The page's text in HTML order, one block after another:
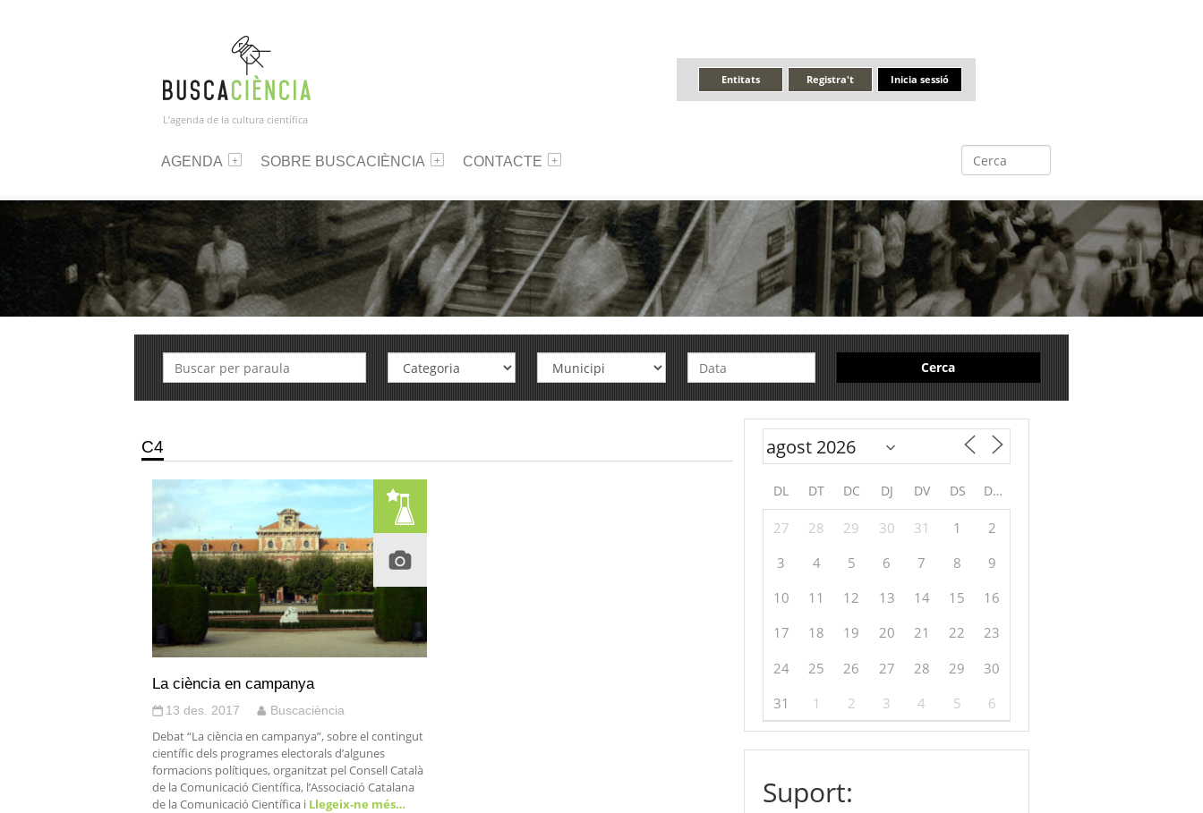
L’agenda de la cultura científica
Inicia sessió
Registra't
Entitats
AGENDA SOBRE BUSCACIÈNCIA CONTACTE
Cerca
C4
La ciència en campanya
13 des. 2017 Buscaciència
Debat “La ciència en campanya”, sobre el contingut
científic dels programes electorals d’algunes
formacions polítiques, organitzat pel Consell Català
de la Comunicació Científica, l’Associació Catalana
de la Comunicació Científica i Llegeix-ne més…
DL DT DC DJ DV DS DG
27 28 29 30 31 1
2
3
4 5 6 7 8
9
10
11 12 13 14 15
16
17
18 19 20 21 22
23
24
25 26 27 28 29
30
31
1 2 3 4 5 6
Suport: